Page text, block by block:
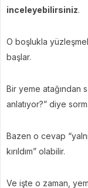
inceleyebilirsiniz.
O boşlukla
başlar.
Bir yeme atağından
anlatıyor?” diye
Bazen o cevap
kırıldım” olabilir.
Ve işte o zaman,